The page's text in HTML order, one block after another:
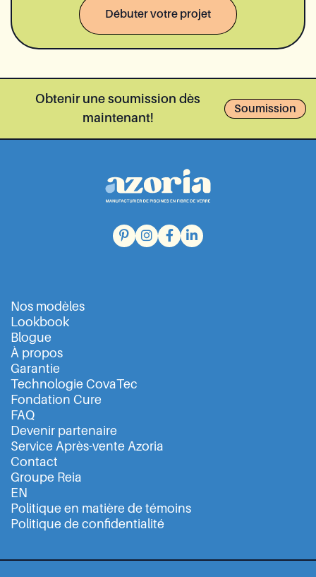
Débuter votre projet
Obtenir une soumission dès
maintenant!
Soumission
Nos modèles
Lookbook
Blogue
À propos
Garantie
Technologie CovaTec
Fondation Cure
FAQ
Devenir partenaire
Service Après-vente Azoria
Contact
Groupe Reia
EN
Politique en matière de témoins
Politique de confidentialité